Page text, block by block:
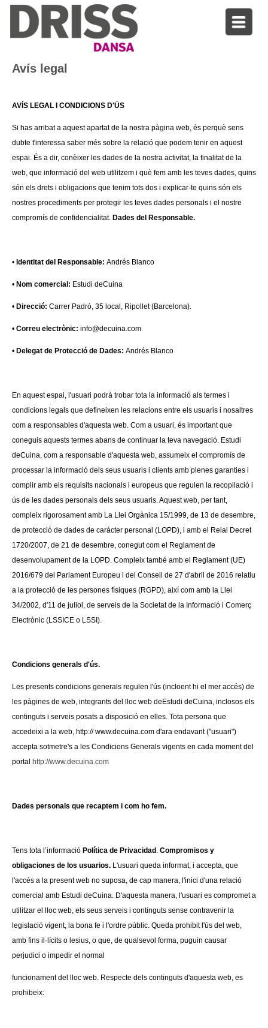
Avís legal
AVÍS LEGAL I CONDICIONS D'ÚS
Si has arribat a aquest apartat de la nostra pàgina web, és perquè sens
dubte t'interessa saber més sobre la relació que podem tenir en aquest
espai. És a dir, conèixer les dades de la nostra activitat, la finalitat de la
web, que informació del web utilitzem i què fem amb les teves dades, quins
són els drets i obligacions que tenim tots dos i explicar-te quins són els
nostres procediments per protegir les teves dades personals i el nostre
compromís de confidencialitat. Dades del Responsable.
• Identitat del Responsable: Andrés Blanco
• Nom comercial: Estudi deCuina
• Direcció: Carrer Padró, 35 local, Ripollet (Barcelona).
• Correu electrònic: info@decuina.com
• Delegat de Protecció de Dades: Andrés Blanco
En aquest espai, l'usuari podrà trobar tota la informació als termes i
condicions legals que defineixen les relacions entre els usuaris i nosaltres
com a responsables d'aquesta web. Com a usuari, és important que
coneguis aquests termes abans de continuar la teva navegació. Estudi
deCuina, com a responsable d'aquesta web, assumeix el compromís de
processar la informació dels seus usuaris i clients amb plenes garanties i
complir amb els requisits nacionals i europeus que regulen la recopilació i
ús de les dades personals dels seus usuaris. Aquest web, per tant,
compleix rigorosament amb La Llei Orgànica 15/1999, de 13 de desembre,
de protecció de dades de carácter personal (LOPD), i amb el Reial Decret
1720/2007, de 21 de desembre, conegut com el Reglament de
desenvolupament de la LOPD. Compleix també amb el Reglament (UE)
2016/679 del Parlament Europeu i del Consell de 27 d'abril de 2016 relatiu
a la protecció de les persones físiques (RGPD), així com amb la Llei
34/2002, d'11 de juliol, de serveis de la Societat de la Informació i Comerç
Electrònic (LSSICE o LSSI).
Condicions generals d'ús.
Les presents condicions generals regulen l'ús (incloent hi el mer accés) de
les pàgines de web, integrants del lloc web deEstudi deCuina, inclosos els
continguts i serveis posats a disposició en elles. Tota persona que
accedeixi a la web, http:// www.decuina.com d'ara endavant ("usuari")
accepta sotmetre's a les Condicions Generals vigents en cada moment del
portal http://www.decuina.com
Dades personals que recaptem i com ho fem.
Tens tota l’informació Política de Privacidad . Compromisos y
obligaciones de los usuarios. L'usuari queda informat, i accepta, que
l'accés a la present web no suposa, de cap manera, l'inici d'una relació
comercial amb Estudi deCuina. D'aquesta manera, l'usuari es compromet a
utilitzar el lloc web, els seus serveis i continguts sense contravenir la
legislació vigent, la bona fe i l'ordre públic. Queda prohibit l'ús del web,
amb fins il·lícits o lesius, o que, de qualsevol forma, puguin causar
perjudici o impedir el normal
funcionament del lloc web. Respecte dels continguts d'aquesta web, es
prohibeix: